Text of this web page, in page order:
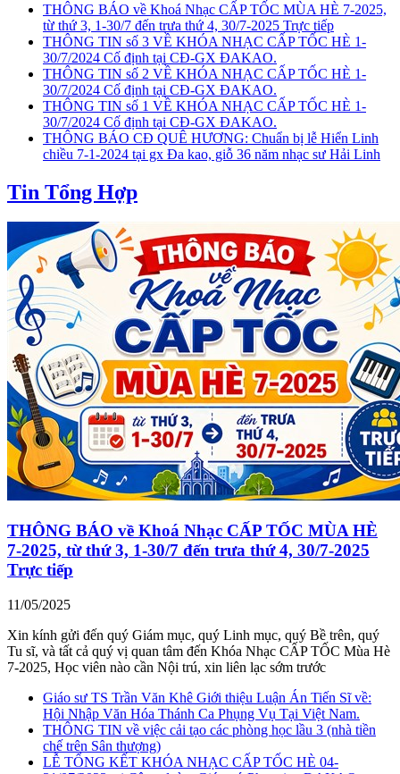
THÔNG BÁO về Khoá Nhạc CẤP TỐC MÙA HÈ 7-2025,
từ thứ 3, 1-30/7 đến trưa thứ 4, 30/7-2025 Trực tiếp
THÔNG TIN số 3 VỀ KHÓA NHẠC CẤP TỐC HÈ 1-
30/7/2024 Cố định tại CĐ-GX ĐAKAO.
THÔNG TIN số 2 VỀ KHÓA NHẠC CẤP TỐC HÈ 1-
30/7/2024 Cố định tại CĐ-GX ĐAKAO.
THÔNG TIN số 1 VỀ KHÓA NHẠC CẤP TỐC HÈ 1-
30/7/2024 Cố định tại CĐ-GX ĐAKAO.
THÔNG BÁO CĐ QUÊ HƯƠNG: Chuẩn bị lễ Hiển Linh
chiều 7-1-2024 tại gx Đa kao, giỗ 36 năm nhạc sư Hải Linh
Tin Tổng Hợp
THÔNG BÁO về Khoá Nhạc CẤP TỐC MÙA HÈ
7-2025, từ thứ 3, 1-30/7 đến trưa thứ 4, 30/7-2025
Trực tiếp
11/05/2025
Xin kính gửi đến quý Giám mục, quý Linh mục, quý Bề trên, quý
Tu sĩ, và tất cả quý vị quan tâm đến Khóa Nhạc CẤP TỐC Mùa Hè
7-2025, Học viên nào cần Nội trú, xin liên lạc sớm trước
Giáo sư TS Trần Văn Khê Giới thiệu Luận Án Tiến Sĩ về:
Hội Nhập Văn Hóa Thánh Ca Phụng Vụ Tại Việt Nam.
THÔNG TIN về việc cải tạo các phòng học lầu 3 (nhà tiền
chế trên Sân thượng)
LỄ TỔNG KẾT KHÓA NHẠC CẤP TỐC HÈ 04-